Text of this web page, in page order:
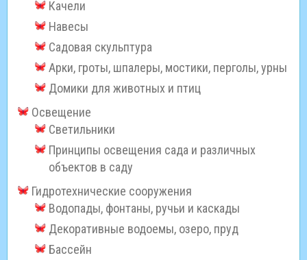
Качели
Навесы
Садовая скульптура
Арки, гроты, шпалеры, мостики, перголы, урны
Домики для животных и птиц
Освещение
Светильники
Принципы освещения сада и различных
объектов в саду
Гидротехнические сооружения
Водопады, фонтаны, ручьи и каскады
Декоративные водоемы, озеро, пруд
Бассейн